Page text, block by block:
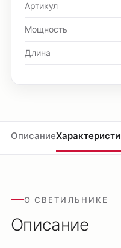
Артикул
Мощность
Длина
Описание
О СВЕТИЛЬНИКЕ
Описание